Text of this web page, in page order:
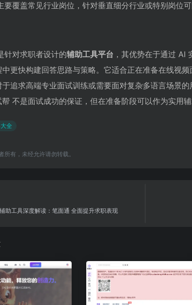
要覆盖常见行业岗位，针对垂直细分行业或特别岗位可
针对求职者设计的辅助工具平台 ，其优势在于通过 AI
中更快构建回答思路与策略。它适合正在准备在线视
于追求高端专业面试训练或需要面对复杂多语言场景
不是面试成功的保证，但在准备阶段可以作为实用
全
所有，未经允许请勿转载。
助工具深度解读：笔面通 全面提升求职表现